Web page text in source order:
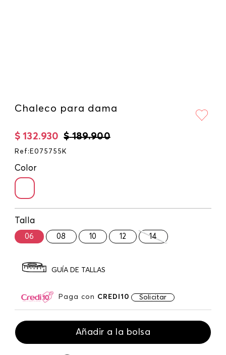
Chaleco para dama
$ 189.900
$ 132.930
Ref : E075755K
Color
Talla
06 08 10 12 14
GUÍA DE TALLAS
Paga con CREDI10 Solicitar
Añadir a la bolsa